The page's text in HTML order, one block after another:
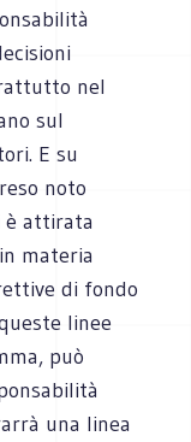
nel
sul
E su
noto
è attirata
materia
di fondo
linee
può
una linea